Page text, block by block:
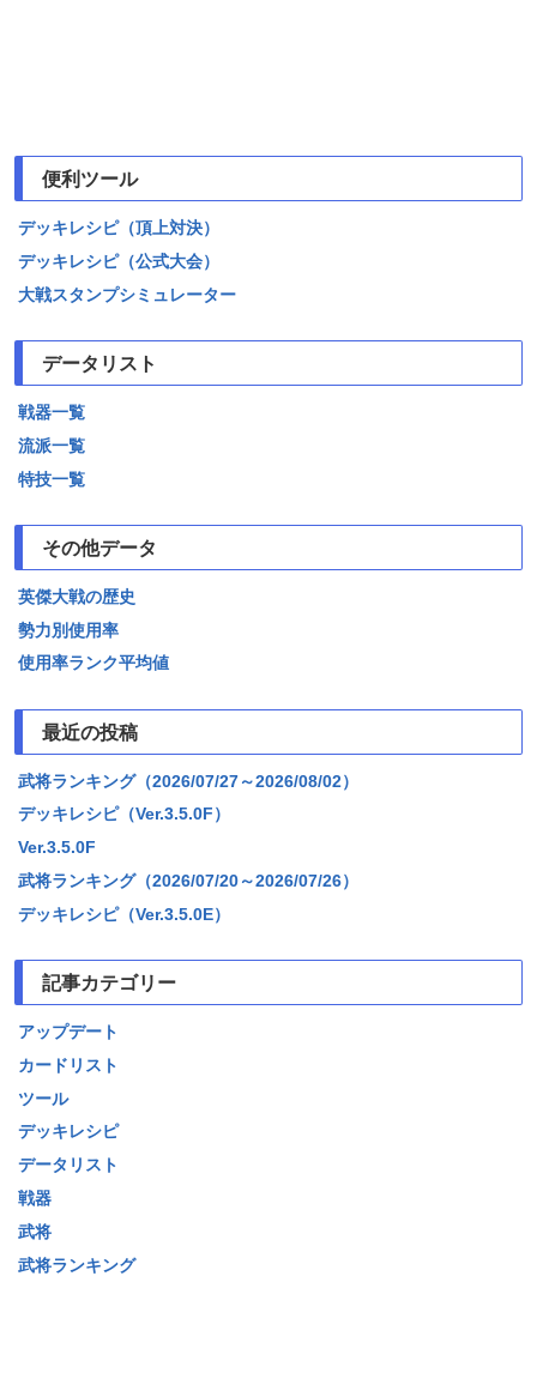
便利ツール
デッキレシピ（頂上対決）
デッキレシピ（公式大会）
大戦スタンプシミュレーター
データリスト
戦器一覧
流派一覧
特技一覧
その他データ
英傑大戦の歴史
勢力別使用率
使用率ランク平均値
最近の投稿
武将ランキング（2026/07/27～2026/08/02）
デッキレシピ（Ver.3.5.0F）
Ver.3.5.0F
武将ランキング（2026/07/20～2026/07/26）
デッキレシピ（Ver.3.5.0E）
記事カテゴリー
アップデート
カードリスト
ツール
デッキレシピ
データリスト
戦器
武将
武将ランキング